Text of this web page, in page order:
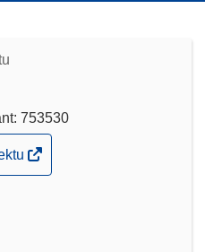
753530